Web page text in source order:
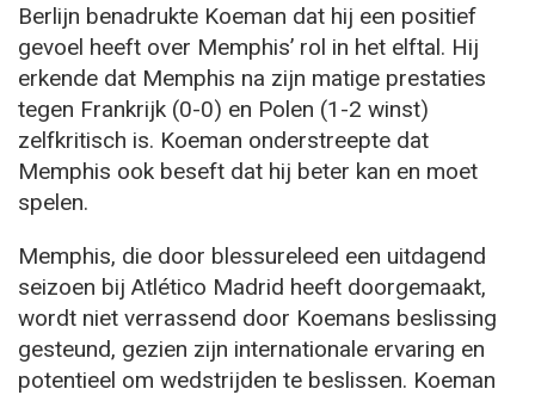
Berlijn benadrukte Koeman dat hij een positief
gevoel heeft over Memphis’ rol in het elftal. Hij
erkende dat Memphis na zijn matige prestaties
tegen Frankrijk (0-0) en Polen (1-2 winst)
zelfkritisch is. Koeman onderstreepte dat
Memphis ook beseft dat hij beter kan en moet
spelen.
Memphis, die door blessureleed een uitdagend
seizoen bij Atlético Madrid heeft doorgemaakt,
wordt niet verrassend door Koemans beslissing
gesteund, gezien zijn internationale ervaring en
potentieel om wedstrijden te beslissen. Koeman